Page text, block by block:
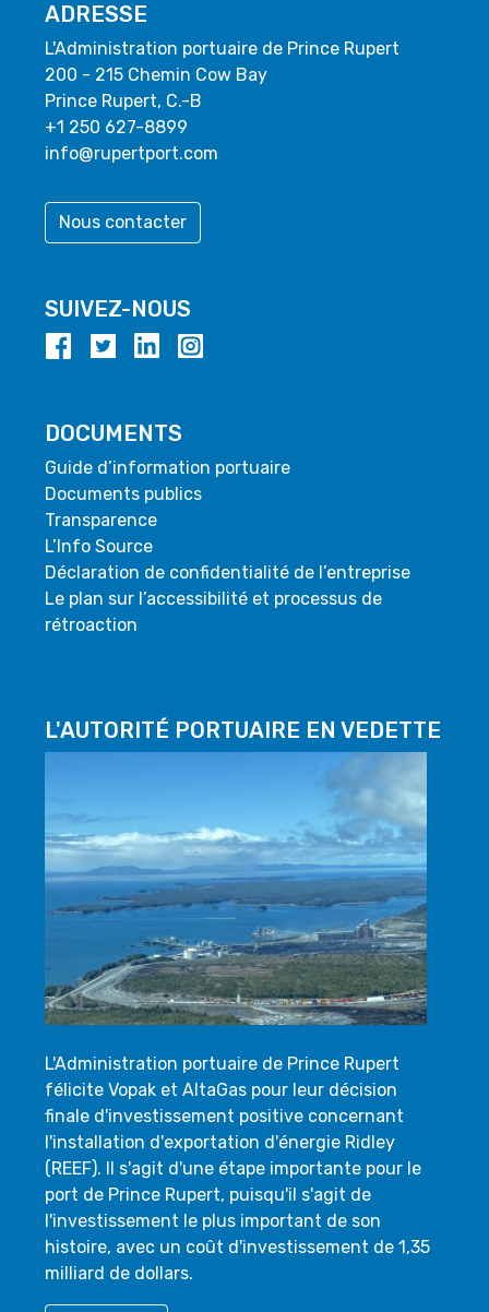
ADRESSE
L'Administration portuaire de Prince Rupert
200 - 215 Chemin Cow Bay
Prince Rupert, C.-B
+1 250 627-8899
info@rupertport.com
Nous contacter
SUIVEZ-NOUS
DOCUMENTS
Guide d’information portuaire
Documents publics
Transparence
L’Info Source
Déclaration de confidentialité de l’entreprise
Le plan sur l’accessibilité et processus de
rétroaction
L'AUTORITÉ PORTUAIRE EN VEDETTE
L'Administration portuaire de Prince Rupert
félicite Vopak et AltaGas pour leur décision
finale d'investissement positive concernant
l'installation d'exportation d'énergie Ridley
(REEF). Il s'agit d'une étape importante pour le
port de Prince Rupert, puisqu'il s'agit de
l'investissement le plus important de son
histoire, avec un coût d'investissement de 1,35
milliard de dollars.